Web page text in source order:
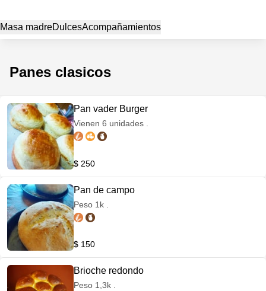
Masa madreDulcesAcompañamientos
Panes clasicos
Pan vader Burger
Vienen 6 unidades .
$ 250
Pan de campo
Peso 1k .
$ 150
Brioche redondo
Peso 1,3k .